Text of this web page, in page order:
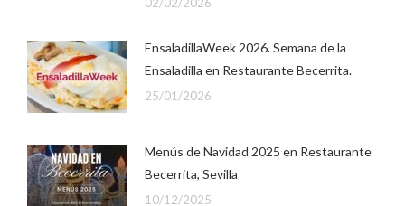
EnsaladillaWeek 2026. Semana de la
Ensaladilla en Restaurante Becerrita.
25/01/2026
Menús de Navidad 2025 en Restaurante
Becerrita, Sevilla
10/12/2025